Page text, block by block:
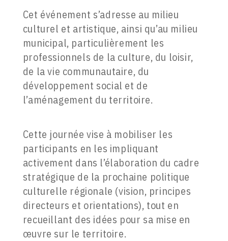
Cet événement s’adresse au milieu
culturel et artistique, ainsi qu’au milieu
municipal, particulièrement les
professionnels de la culture, du loisir,
de la vie communautaire, du
développement social et de
l’aménagement du territoire.
Cette journée vise à mobiliser les
participants en les impliquant
activement dans l’élaboration du cadre
stratégique de la prochaine politique
culturelle régionale (vision, principes
directeurs et orientations), tout en
recueillant des idées pour sa mise en
œuvre sur le territoire.